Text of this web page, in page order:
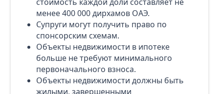
стоимость каждой доли составляет не
менее 400 000 дирхамов ОАЭ.
Супруги могут получить право по
спонсорским схемам.
Объекты недвижимости в ипотеке
больше не требуют минимального
первоначального взноса.
Объекты недвижимости должны быть
жилыми, завершенными